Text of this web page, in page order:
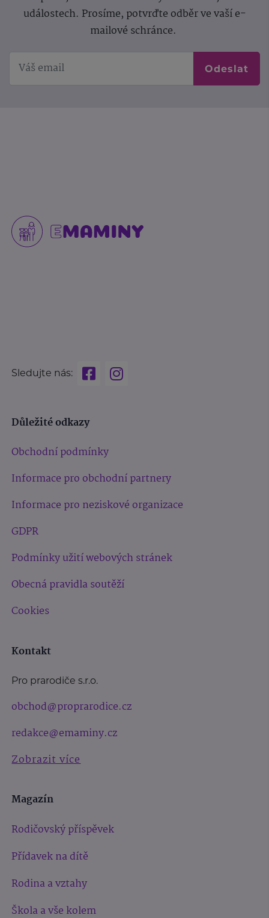
událostech. Prosíme, potvrďte odběr ve vaší e-
mailové schránce.
Odeslat
Sledujte nás:
Důležité odkazy
Obchodní podmínky
Informace pro obchodní partnery
Informace pro neziskové organizace
GDPR
Podmínky užití webových stránek
Obecná pravidla soutěží
Cookies
Kontakt
Pro prarodiče s.r.o.
obchod@proprarodice.cz
redakce@emaminy.cz
Zobrazit více
Magazín
Rodičovský příspěvek
Přídavek na dítě
Rodina a vztahy
Škola a vše kolem